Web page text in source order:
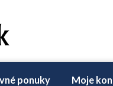
ponuky Moje